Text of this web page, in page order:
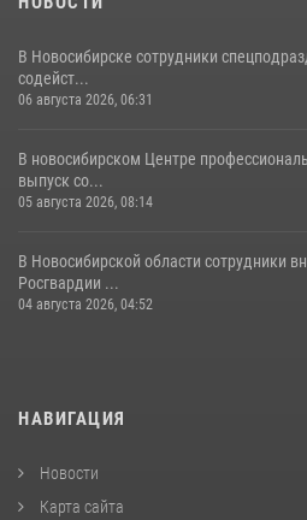
В Новосибирске сотрудники
содейст...
06 августа 2026, 06:31
В новосибирском Центре
выпуск со...
05 августа 2026, 08:14
В Новосибирской области сотрудники
Росгвардии ...
04 августа 2026, 04:52
НАВИГАЦИЯ
Новости
Карта сайта